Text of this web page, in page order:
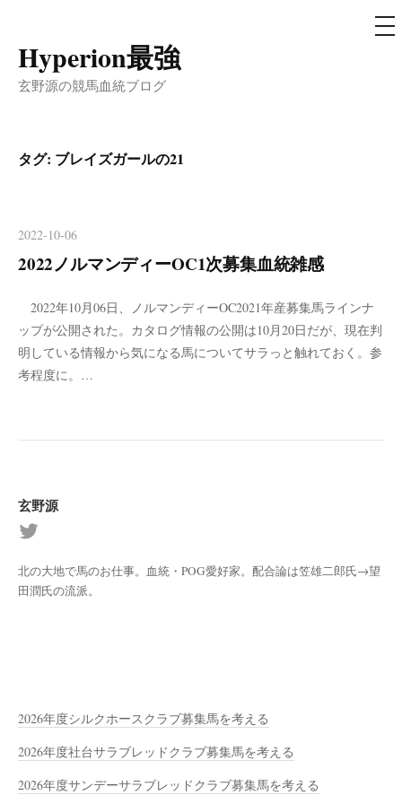
コ
ン
ツ
へ
ッ
プ
Hyperion最強
玄野源の競馬血統ブログ
メ
ニ
タグ: ブレイズガールの21
2022-10-06
2022ノルマンディーOC1次募集血統雑感
2022年10月06日、ノルマンディーOC2021年産募集馬ラインナ
ップが公開された。カタログ情報の公開は10月20日だが、現在判
明している情報から気になる馬についてサラっと触れておく。参
考程度に。…
玄野源
北の大地で馬のお仕事。血統・POG愛好家。配合論は笠雄二郎氏→望
田潤氏の流派。
2026年度シルクホースクラブ募集馬を考える
2026年度社台サラブレッドクラブ募集馬を考える
2026年度サンデーサラブレッドクラブ募集馬を考える